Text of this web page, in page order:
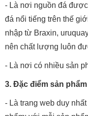
- Là nơi nguồn đá
đá nổi tiếng trên thế
nhập từ Braxin,
nên chất lượng luôn
- Là nơi có nhiều sản
3. Đặc điểm sản
- Là trang web duy